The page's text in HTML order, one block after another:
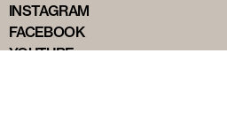
INSTAGRAM
FACEBOOK
YOUTUBE